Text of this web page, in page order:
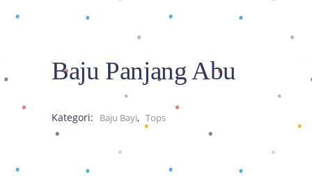
Baju Panjang Abu
Kategori: Baju Bayi, Tops